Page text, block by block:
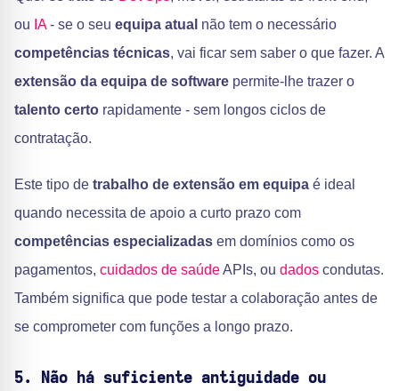
ou IA- se o seu equipa atual não tem o necessário
competências técnicas, vai ficar sem saber o que fazer. A
extensão da equipa de software permite-lhe trazer o
talento certo rapidamente - sem longos ciclos de
contratação.
Este tipo de trabalho de extensão em equipa é ideal
quando necessita de apoio a curto prazo com
competências especializadas em domínios como os
pagamentos, cuidados de saúdeAPIs, ou dados condutas.
Também significa que pode testar a colaboração antes de
se comprometer com funções a longo prazo.
5. Não há suficiente antiguidade ou